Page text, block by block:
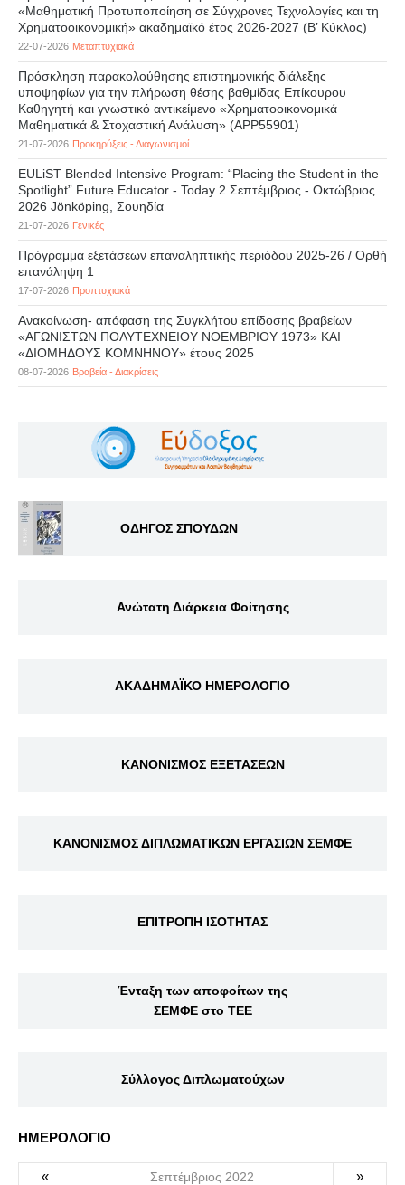
«Μαθηματική Προτυποποίηση σε Σύγχρονες Τεχνολογίες και τη
Χρηματοοικονομική» ακαδημαϊκό έτος 2026-2027 (B’ Kύκλος)
22-07-2026 Μεταπτυχιακά
Πρόσκληση παρακολούθησης επιστημονικής διάλεξης
υποψηφίων για την πλήρωση θέσης βαθμίδας Επίκουρου
Καθηγητή και γνωστικό αντικείμενο «Χρηματοοικονομικά
Μαθηματικά & Στοχαστική Ανάλυση» (APP55901)
21-07-2026 Προκηρύξεις - Διαγωνισμοί
EULiST Blended Intensive Program: “Placing the Student in the
Spotlight” Future Educator - Today 2 Σεπτέμβριος - Οκτώβριος
2026 Jönköping, Σουηδία
21-07-2026 Γενικές
Πρόγραμμα εξετάσεων επαναληπτικής περιόδου 2025-26 / Ορθή
επανάληψη 1
17-07-2026 Προπτυχιακά
Ανακοίνωση- απόφαση της Συγκλήτου επίδοσης βραβείων
«ΑΓΩΝΙΣΤΩΝ ΠΟΛΥΤΕΧΝΕΙΟΥ ΝΟΕΜΒΡΙΟΥ 1973» ΚΑΙ
«ΔΙΟΜΗΔΟΥΣ ΚΟΜΝΗΝΟΥ» έτους 2025
08-07-2026 Βραβεία - Διακρίσεις
ΟΔΗΓΟΣ ΣΠΟΥΔΩΝ
Ανώτατη Διάρκεια Φοίτησης
ΑΚΑΔΗΜΑΪΚΟ ΗΜΕΡΟΛΟΓΙΟ
ΚΑΝΟΝΙΣΜΟΣ ΕΞΕΤΑΣΕΩΝ
ΚΑΝΟΝΙΣΜΟΣ ΔΙΠΛΩΜΑΤΙΚΩΝ ΕΡΓΑΣΙΩΝ ΣΕΜΦΕ
ΕΠΙΤΡΟΠΗ ΙΣΟΤΗΤΑΣ
Ένταξη των αποφοίτων της
ΣΕΜΦΕ στο ΤΕΕ
Σύλλογος Διπλωματούχων
ΗΜΕΡΟΛΟΓΙΟ
« Σεπτέμβριος 2022 »